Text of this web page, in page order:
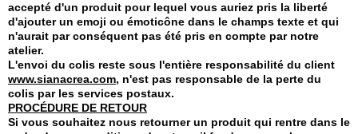
accepté d'un produit pour lequel vous auriez pris la liberté
d'ajouter un emoji ou émoticône dans le champs texte et qui
n'aurait par conséquent pas été pris en compte par notre
atelier.
L'envoi du colis reste sous l'entière responsabilité du client
www.sianacrea.com, n'est pas responsable de la perte du
colis par les services postaux.
PROCÉDURE DE RETOUR
Si vous souhaitez nous retourner un produit qui rentre dans le